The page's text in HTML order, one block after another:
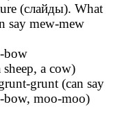
(слайды). What
say mew-mew
bow
a cow)
grunt (can say
bow, moo-moo)